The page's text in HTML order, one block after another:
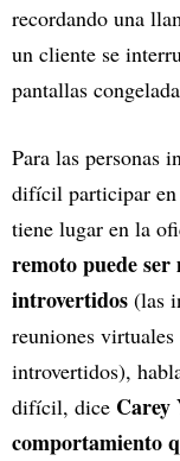
recordando una
un cliente se
pantallas
Para las personas
difícil participar en
tiene lugar en la
remoto puede ser
introvertidos (las
reuniones
introvertidos),
difícil, dice Carey
comportamiento